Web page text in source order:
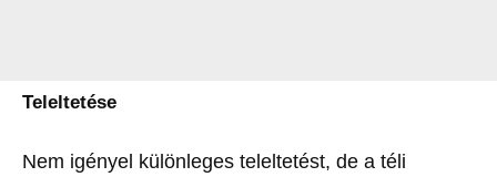
Teleltetése
Nem igényel különleges teleltetést, de a téli